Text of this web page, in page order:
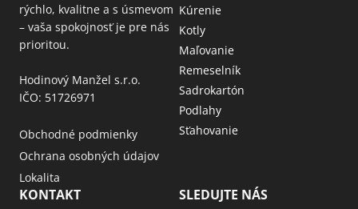
rýchlo, kvalitne a s úsmevom
– vaša spokojnosť je pre nás
prioritou.
Hodinový Manžel s.r.o.
IČO: 51726971
Obchodné podmienky
Ochrana osobných údajov
Lokalita
Kúrenie
Kotly
Maľovanie
Remeselník
Sadrokartón
Podlahy
Sťahovanie
KONTAKT SLEDUJTE NÁS